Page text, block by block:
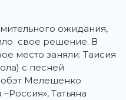
ожидания,
свое решение. В
место заняли: Таисия
с песней
Мелешенко
Татьяна